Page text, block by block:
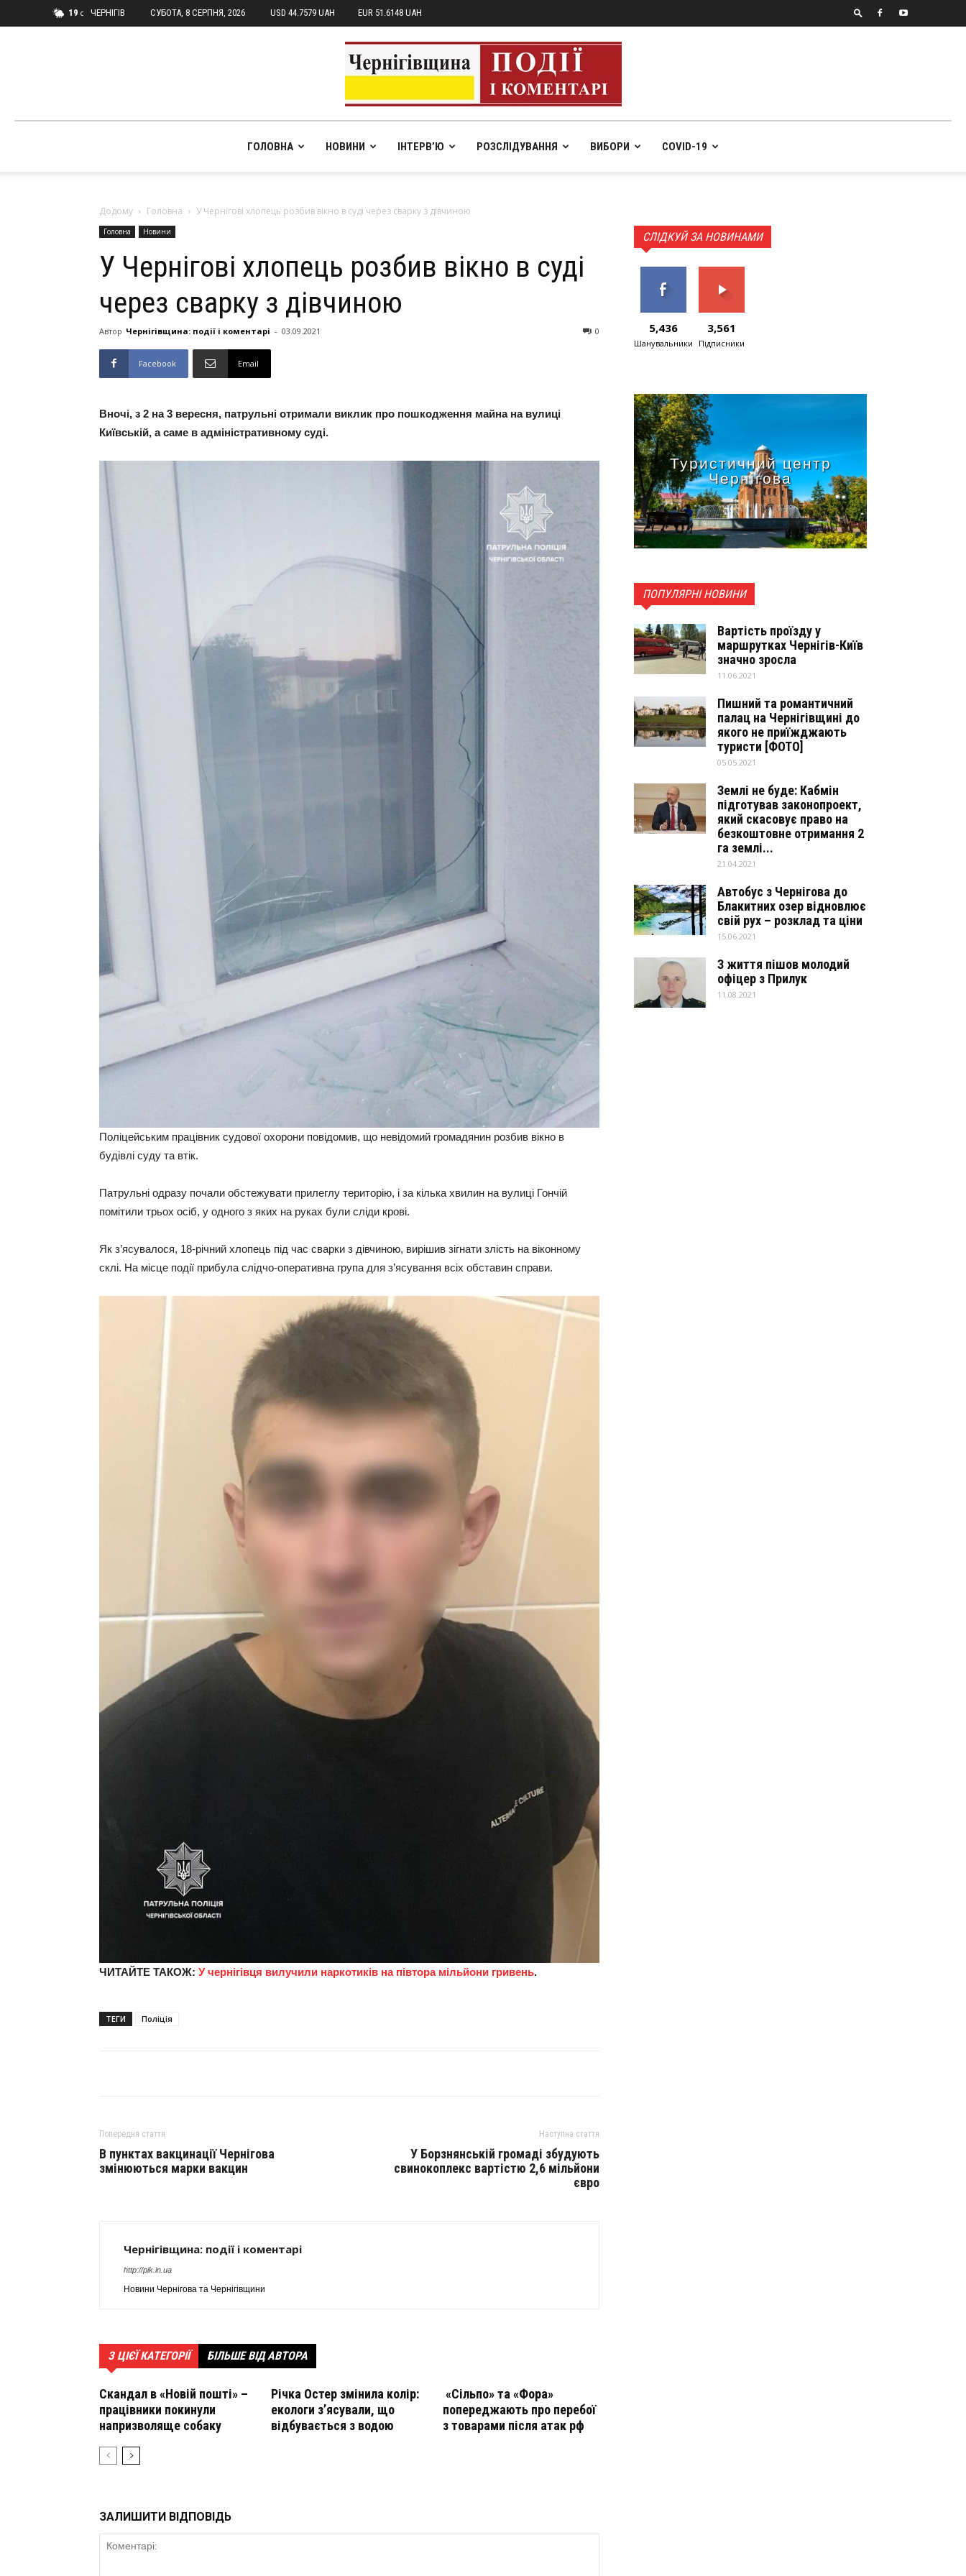
19 C ЧЕРНІГІВ СУБОТА, 8 СЕРПНЯ, 2026 USD 44.7579 UAH EUR 51.6148 UAH
pik.in.ua
ГОЛОВНА НОВИНИ ІНТЕРВ’Ю РОЗСЛІДУВАННЯ ВИБОРИ COVID-19
Додому Головна У Чернігові хлопець розбив вікно в суді через сварку з дівчиною
Головна Новини
У Чернігові хлопець розбив вікно в суді
через сварку з дівчиною
Автор Чернігівщина: події і коментарі - 03.09.2021 0
Facebook Email
Вночі, з 2 на 3 вересня, патрульні отримали виклик про пошкодження майна на вулиці
Київській, а саме в адміністративному суді.
Поліцейським працівник судової охорони повідомив, що невідомий громадянин розбив вікно в
будівлі суду та втік.
Патрульні одразу почали обстежувати прилеглу територію, і за кілька хвилин на вулиці Гончій
помітили трьох осіб, у одного з яких на руках були сліди крові.
Як з’ясувалося, 18-річний хлопець під час сварки з дівчиною, вирішив зігнати злість на віконному
склі. На місце події прибула слідчо-оперативна група для з’ясування всіх обставин справи.
ЧИТАЙТЕ ТАКОЖ: У чернігівця вилучили наркотиків на півтора мільйони гривень.
ТЕГИ Поліція
Попередня стаття
В пунктах вакцинації Чернігова
змінюються марки вакцин
Наступна стаття
У Борзнянській громаді збудують
свинокоплекс вартістю 2,6 мільйони
євро
Чернігівщина: події і коментарі
http://pik.in.ua
Новини Чернігова та Чернігівщини
З ЦІЄЇ КАТЕГОРІЇ БІЛЬШЕ ВІД АВТОРА
Скандал в «Новій пошті» –
працівники покинули
напризволяще собаку
Річка Остер змінила колір:
екологи з’ясували, що
відбувається з водою
«Сільпо» та «Фора»
попереджають про перебої
з товарами після атак рф
ЗАЛИШИТИ ВІДПОВІДЬ
СЛІДКУЙ ЗА НОВИНАМИ
5,436
Шанувальники
3,561
Підписники
Туристичний центр
Чернігова
ПОПУЛЯРНІ НОВИНИ
Вартість проїзду у
маршрутках Чернігів-Київ
значно зросла
11.06.2021
Пишний та романтичний
палац на Чернігівщині до
якого не приїжджають
туристи [ФОТО]
05.05.2021
Землі не буде: Кабмін
підготував законопроект,
який скасовує право на
безкоштовне отримання 2
га землі...
21.04.2021
Автобус з Чернігова до
Блакитних озер відновлює
свій рух – розклад та ціни
15.06.2021
З життя пішов молодий
офіцер з Прилук
11.08.2021